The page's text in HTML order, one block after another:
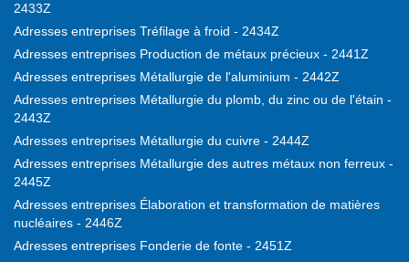
2433Z
Adresses entreprises Tréfilage à froid - 2434Z
Adresses entreprises Production de métaux précieux - 2441Z
Adresses entreprises Métallurgie de l'aluminium - 2442Z
Adresses entreprises Métallurgie du plomb, du zinc ou de l'étain -
2443Z
Adresses entreprises Métallurgie du cuivre - 2444Z
Adresses entreprises Métallurgie des autres métaux non ferreux -
2445Z
Adresses entreprises Élaboration et transformation de matières
nucléaires - 2446Z
Adresses entreprises Fonderie de fonte - 2451Z